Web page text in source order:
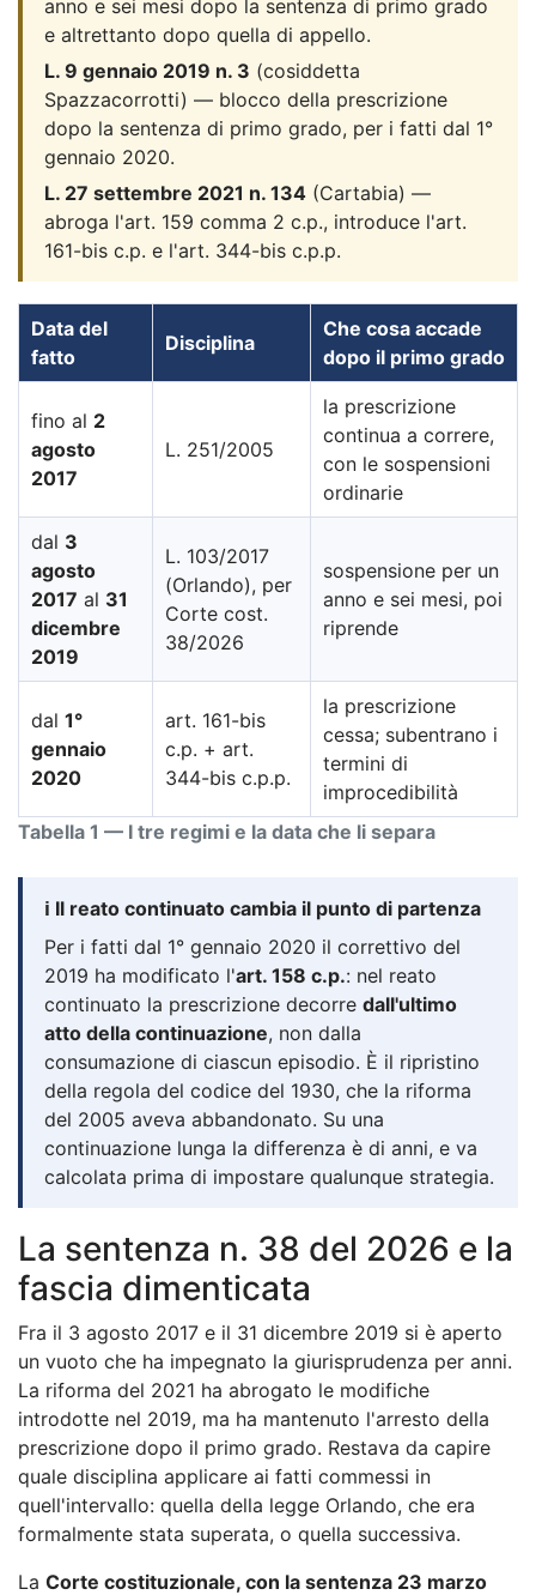
anno e sei mesi dopo la sentenza di primo grado
e altrettanto dopo quella di appello.
L. 9 gennaio 2019 n. 3 (cosiddetta
Spazzacorrotti) — blocco della prescrizione
dopo la sentenza di primo grado, per i fatti dal 1°
gennaio 2020.
L. 27 settembre 2021 n. 134 (Cartabia) —
abroga l'art. 159 comma 2 c.p., introduce l'art.
161-bis c.p. e l'art. 344-bis c.p.p.
Tabella 1 — I tre regimi e la data che li separa
Data del
fatto
Disciplina
Che cosa accade
dopo il primo grado
fino al 2
agosto
2017
L. 251/2005
la prescrizione
continua a correre,
con le sospensioni
ordinarie
dal 3
agosto
2017 al 31
dicembre
2019
L. 103/2017
(Orlando), per
Corte cost.
38/2026
sospensione per un
anno e sei mesi, poi
riprende
dal 1°
gennaio
2020
art. 161-bis
c.p. + art.
344-bis c.p.p.
la prescrizione
cessa; subentrano i
termini di
improcedibilità
ℹ️ Il reato continuato cambia il punto di partenza
Per i fatti dal 1° gennaio 2020 il correttivo del
2019 ha modificato l'art. 158 c.p.: nel reato
continuato la prescrizione decorre dall'ultimo
atto della continuazione, non dalla
consumazione di ciascun episodio. È il ripristino
della regola del codice del 1930, che la riforma
del 2005 aveva abbandonato. Su una
continuazione lunga la differenza è di anni, e va
calcolata prima di impostare qualunque strategia.
La sentenza n. 38 del 2026 e la
fascia dimenticata
Fra il 3 agosto 2017 e il 31 dicembre 2019 si è aperto
un vuoto che ha impegnato la giurisprudenza per anni.
La riforma del 2021 ha abrogato le modifiche
introdotte nel 2019, ma ha mantenuto l'arresto della
prescrizione dopo il primo grado. Restava da capire
quale disciplina applicare ai fatti commessi in
quell'intervallo: quella della legge Orlando, che era
formalmente stata superata, o quella successiva.
La Corte costituzionale, con la sentenza 23 marzo